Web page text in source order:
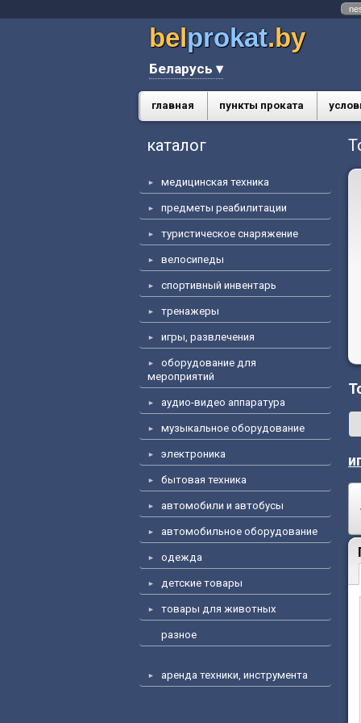
belprokat.by
Беларусь ▾
главная пункты проката
каталог
медицинская техника
предметы реабилитации
туристическое снаряжение
велосипеды
спортивный инвентарь
тренажеры
игры, развлечения
оборудование для
мероприятий
аудио-видео аппаратура
музыкальное оборудование
электроника
бытовая техника
автомобили и автобусы
автомобильное оборудование
одежда
детские товары
товары для животных
разное
аренда техники, инструмента